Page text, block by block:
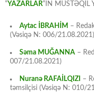
“YAZARLAR“IN MÜSTƏQİL
Aytac İBRAHİM –
(Vəsiqə N: 006/21.08.2021)
Səma MUĞANNA –
007/21.08.2021)
Nuranə RAFAİLQIZI
–
təmsilçisi (Vəsiqə N: 010/